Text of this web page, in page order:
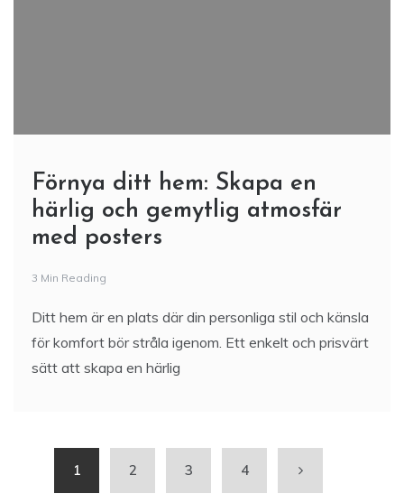
Förnya ditt hem: Skapa en
härlig och gemytlig atmosfär
med posters
3 Min Reading
Ditt hem är en plats där din personliga stil och känsla
för komfort bör stråla igenom. Ett enkelt och prisvärt
sätt att skapa en härlig
1 2 3 4